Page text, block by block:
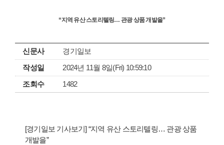
“지역 유산 스토리텔링… 관광 상품 개발을”
신문사
경기일보
작성일
2024년 11월 8일(Fri) 10:59:10
조회수
1482
[경기일보 기사보기] “지역 유산 스토리텔링… 관광 상품
개발을”